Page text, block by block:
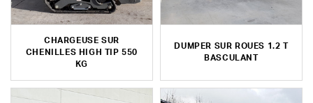
CHARGEUSE SUR
CHENILLES HIGH TIP 550
KG
DUMPER SUR ROUES 1.2 T
BASCULANT